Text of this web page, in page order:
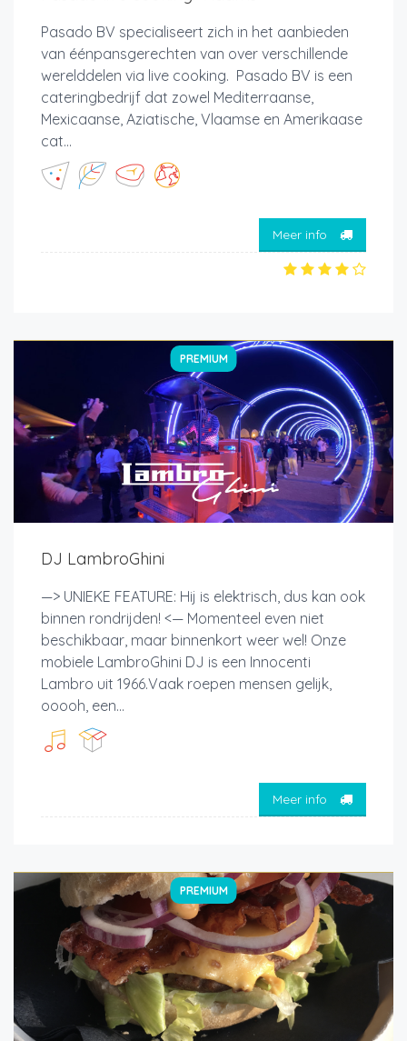
Pasado BV specialiseert zich in het aanbieden
van éénpansgerechten van over verschillende
werelddelen via live cooking. Pasado BV is een
cateringbedrijf dat zowel Mediterraanse,
Mexicaanse, Aziatische, Vlaamse en Amerikaase
cat...
Meer info
PREMIUM
DJ LambroGhini
—> UNIEKE FEATURE: Hij is elektrisch, dus kan ook
binnen rondrijden! <— Momenteel even niet
beschikbaar, maar binnenkort weer wel! Onze
mobiele LambroGhini DJ is een Innocenti
Lambro uit 1966.Vaak roepen mensen gelijk,
ooooh, een...
Meer info
PREMIUM